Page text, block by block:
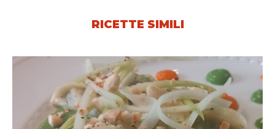
RICETTE SIMILI